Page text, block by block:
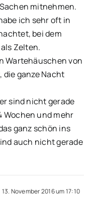
mitnehmen.
ich sehr oft in
bei dem
Zelten.
Wartehäuschen von
ganze Nacht
sind nicht gerade
Wochen und mehr
ganz schön ins
auch nicht gerade
13. November 2016 um 17:10